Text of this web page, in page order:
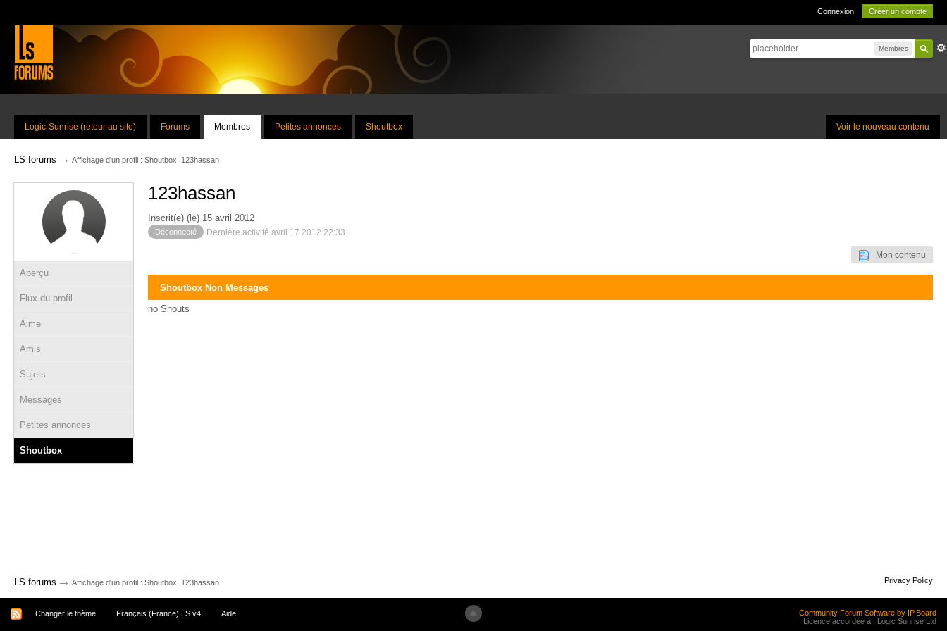
Connexion Créer un compte
Membres
Voir le nouveau contenu
Logic-Sunrise (retour au site) Forums Membres Petites annonces Shoutbox
LS forums → Affichage d'un profil : Shoutbox: 123hassan
Aperçu
Flux du profil
Aime
Amis
Sujets
Messages
Petites annonces
Shoutbox
123hassan
Inscrit(e) (le) 15 avril 2012
Déconnecté Dernière activité avril 17 2012 22:33
Mon contenu
Shoutbox Non Messages
no Shouts
LS forums → Affichage d'un profil : Shoutbox: 123hassan Privacy Policy
Changer le thème Français (France) LS v4 Aide
Community Forum Software by IP.Board
Licence accordée à : Logic Sunrise Ltd